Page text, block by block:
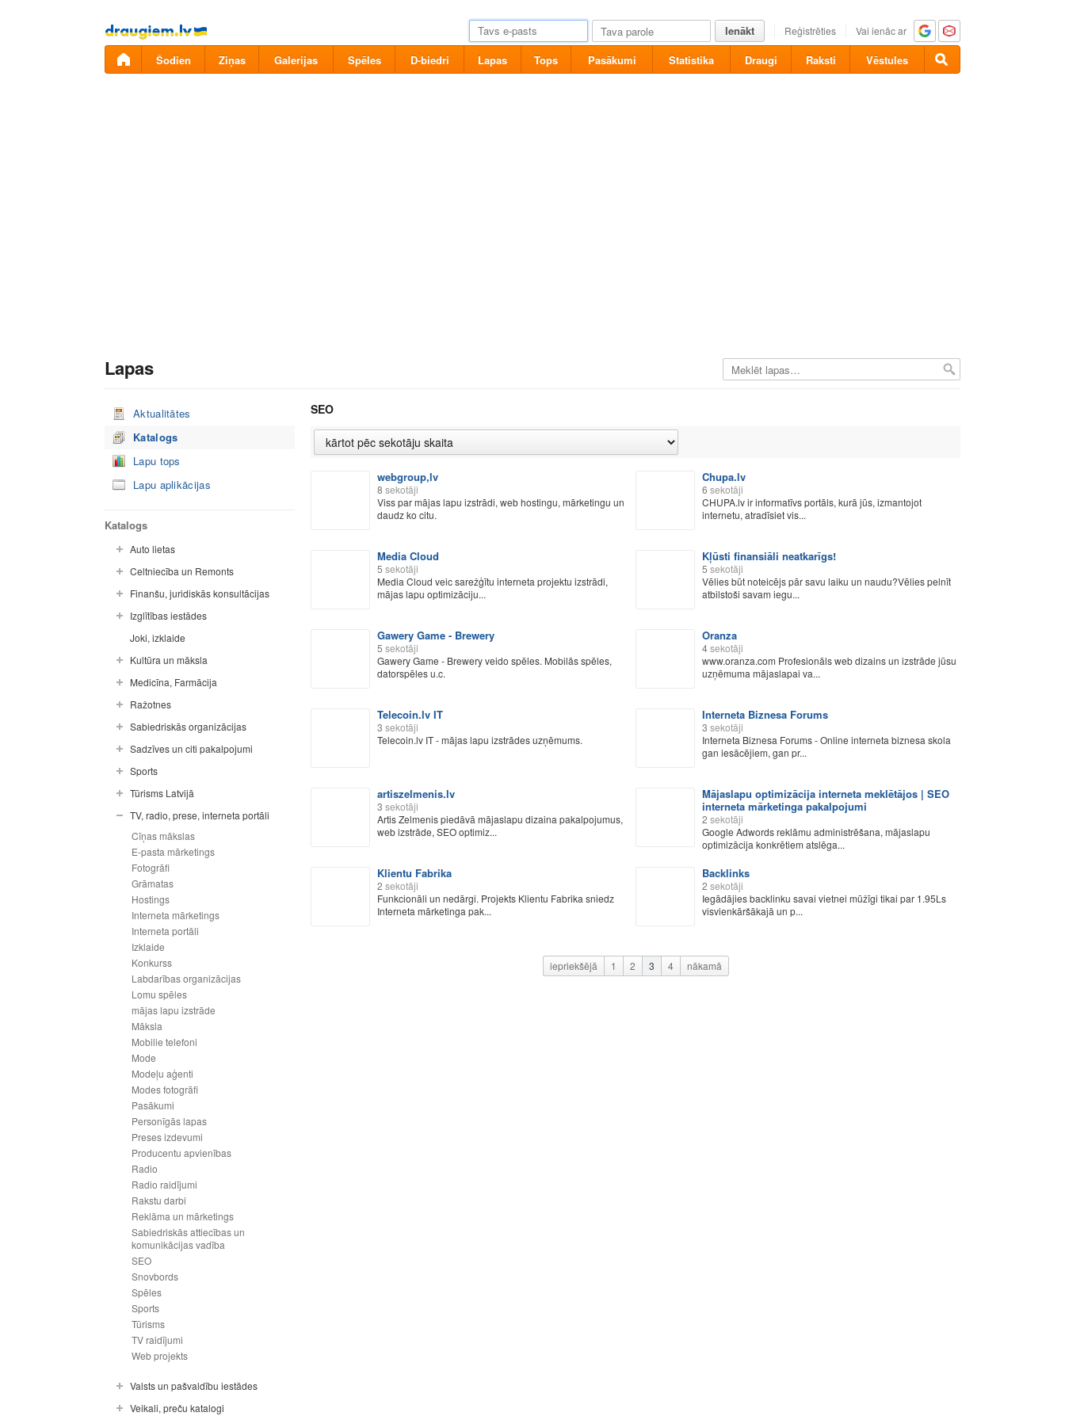
Pāriet
uz
saturu
Ienākt Reģistrēties Vai ienāc ar
Šodien Ziņas Galerijas Spēles D-biedri Lapas Tops Pasākumi Statistika Draugi Raksti Vēstules
Lapas
Aktualitātes
Katalogs
Lapu tops
Lapu aplikācijas
Katalogs
Auto lietas
Celtniecība un Remonts
Finanšu, juridiskās konsultācijas
Izglītības iestādes
Joki, izklaide
Kultūra un māksla
Medicīna, Farmācija
Ražotnes
Sabiedriskās organizācijas
Sadzīves un citi pakalpojumi
Sports
Tūrisms Latvijā
TV, radio, prese, interneta portāli
Cīņas mākslas
E-pasta mārketings
Fotogrāfi
Grāmatas
Hostings
Interneta mārketings
Interneta portāli
Izklaide
Konkurss
Labdarības organizācijas
Lomu spēles
mājas lapu izstrāde
Māksla
Mobilie telefoni
Mode
Modeļu aģenti
Modes fotogrāfi
Pasākumi
Personīgās lapas
Preses izdevumi
Producentu apvienības
Radio
Radio raidījumi
Rakstu darbi
Reklāma un mārketings
Sabiedriskās attiecības un
komunikācijas vadība
SEO
Snovbords
Spēles
Sports
Tūrisms
TV raidījumi
Web projekts
Valsts un pašvaldību iestādes
Veikali, preču katalogi
SEO
webgroup,lv
8 sekotāji
Viss par mājas lapu izstrādi, web hostingu, mārketingu un
daudz ko citu.
Chupa.lv
6 sekotāji
CHUPA.lv ir informatīvs portāls, kurā jūs, izmantojot
internetu, atradīsiet vis...
Media Cloud
5 sekotāji
Media Cloud veic sarežģītu interneta projektu izstrādi,
mājas lapu optimizāciju...
Kļūsti finansiāli neatkarīgs!
5 sekotāji
Vēlies būt noteicējs pār savu laiku un naudu?Vēlies pelnīt
atbilstoši savam iegu...
Gawery Game - Brewery
5 sekotāji
Gawery Game - Brewery veido spēles. Mobilās spēles,
datorspēles u.c.
Oranza
4sekotāji
www.oranza.com Profesionāls web dizains un izstrāde jūsu
uzņēmuma mājaslapai va...
Telecoin.lv IT
3 sekotāji
Telecoin.lv IT - mājas lapu izstrādes uzņēmums.
Interneta Biznesa Forums
3 sekotāji
Interneta Biznesa Forums - Online interneta biznesa skola
gan iesācējiem, gan pr...
artiszelmenis.lv
3 sekotāji
Artis Zelmenis piedāvā mājaslapu dizaina pakalpojumus,
web izstrāde, SEO optimiz...
Mājaslapu optimizācija interneta meklētājos | SEO
interneta mārketinga pakalpojumi
2 sekotāji
Google Adwords reklāmu administrēšana, mājaslapu
optimizācija konkrētiem atslēga...
Klientu Fabrika
2 sekotāji
Funkcionāli un nedārgi. Projekts Klientu Fabrika sniedz
Interneta mārketinga pak...
Backlinks
2 sekotāji
Iegādājies backlinku savai vietnei mūžīgi tikai par 1.95Ls
visvienkāršākajā un p...
iepriekšējā 1 2 3 4 nākamā